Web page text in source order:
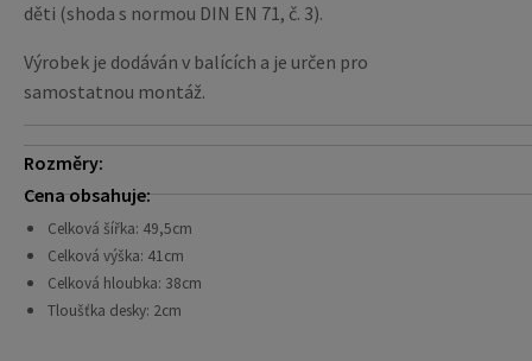
děti (shoda s normou DIN EN 71, č. 3).
Výrobek je dodáván v balících a je určen pro
samostatnou montáž.
Rozměry:
Cena obsahuje:
Celková šířka: 49,5cm
Celková výška: 41cm
Celková hloubka: 38cm
Tloušťka desky: 2cm